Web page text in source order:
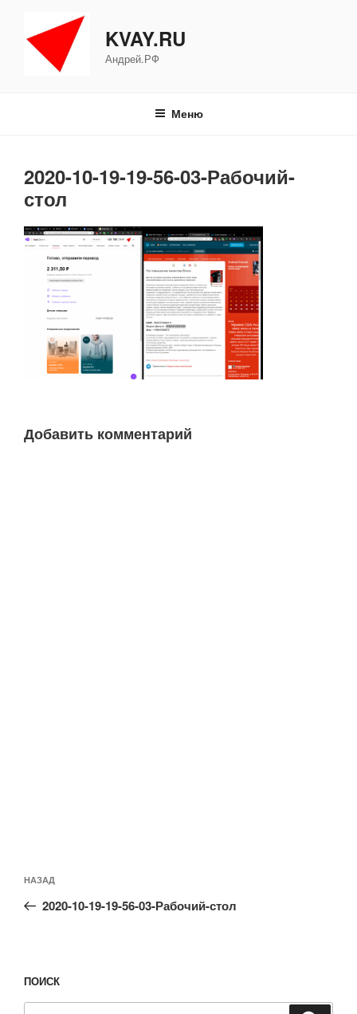
содержимому
KVAY.RU
Андрей.РФ
Меню
2020-10-19-19-56-03-Рабочий-
стол
Добавить комментарий
по
записям
Предыдущая
запись:
НАЗАД
2020-10-19-19-56-03-Рабочий-стол
ПОИСК